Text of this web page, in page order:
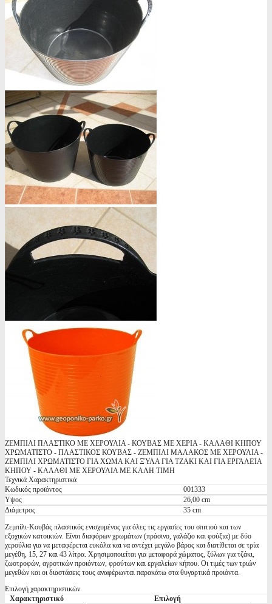
ΖΕΜΠΙΛΙ ΠΛΑΣΤΙΚΟ ΜΕ ΧΕΡΟΥΛΙΑ - ΚΟΥΒΑΣ ΜΕ ΧΕΡΙΑ - ΚΑΛΑΘΙ ΚΗΠΟΥ
ΧΡΩΜΑΤΙΣΤΟ - ΠΛΑΣΤΙΚΟΣ ΚΟΥΒΑΣ - ΖΕΜΠΙΛΙ ΜΑΛΑΚΟΣ ΜΕ ΧΕΡΟΥΛΙΑ -
ΖΕΜΠΙΛΙ ΧΡΩΜΑΤΙΣΤΟ ΓΙΑ ΧΩΜΑ ΚΑΙ ΞΎΛΑ ΓΙΑ ΤΖΑΚΙ ΚΑΙ ΓΙΑ ΕΡΓΑΛΕΊΑ
ΚΗΠΟΥ - ΚΑΛΑΘΙ ΜΕ ΧΕΡΟΥΛΙΑ ΜΕ ΚΑΛΗ ΤΙΜΗ
Τεχνικά Χαρακτηριστικά
Κωδικός προϊόντος
001333
Υψος
26,00 cm
Διάμετρος
35 cm
Ζεμπίλι-Κουβάς πλαστικός ενισχυμένος για όλες τις εργασίες του σπιτιού και των
εξοχικών κατοικιών. Είναι διαφόρων χρωμάτων (πράσινο, γαλάζιο και φούξια) με δύο
χερούλια για να μεταφέρεται ευκόλα και να αντέχει μεγάλο βάρος και διατίθεται σε τρία
μεγέθη, 15, 27 και 43 λίτρα. Χρησιμοποιείται για μεταφορά χώματος, ξύλων για τζάκι,
ζωοτροφών, αγροτικών προιόντων, φρούτων και εργαλείων κήπου. Οι τιμές των τριών
μεγεθών και οι διαστάσεις τους αναφέρωνται παρακάτω στα θυγαρτικά προιόντα.
Επιλογή χαρακτηριστικών
Χαρακτηριστικό
Επιλογή